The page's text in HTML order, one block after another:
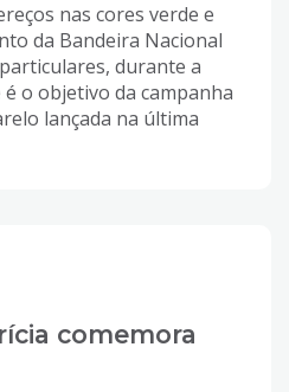
nas cores verde e
da Bandeira Nacional
durante a
é o objetivo da campanha
lançada na última
comemora